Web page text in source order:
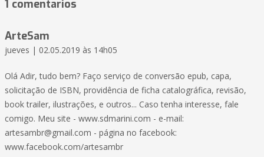
1 comentarios
ArteSam
jueves | 02.05.2019 às 14h05
Olá Adir, tudo bem? Faço serviço de conversão epub, capa,
solicitação de ISBN, providência de ficha catalográfica, revisão,
book trailer, ilustrações, e outros... Caso tenha interesse, fale
comigo. Meu site - www.sdmarini.com - e-mail:
artesambr@gmail.com - página no facebook:
www.facebook.com/artesambr